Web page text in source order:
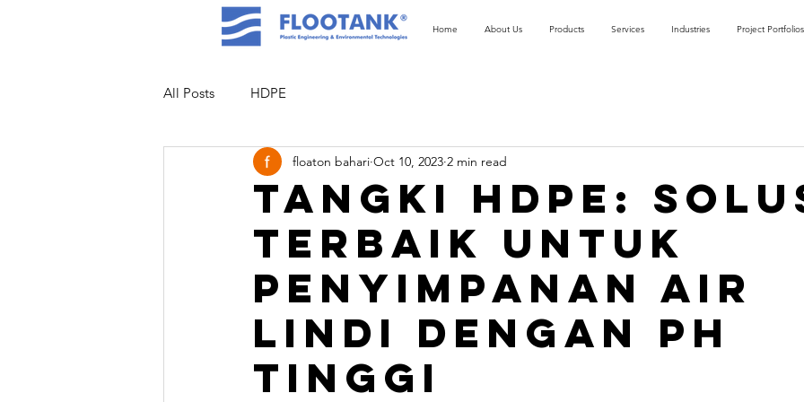
Home About Us Products Services Industries Project Portfolios
All Posts HDPE
Tangki HDPE:
Terbaik untuk
Penyimpanan Air
Lindi dengan pH
Tinggi
floaton bahari Oct 10, 2023 2 min read